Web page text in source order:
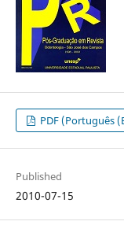
PDF (Português
Published
2010-07-15